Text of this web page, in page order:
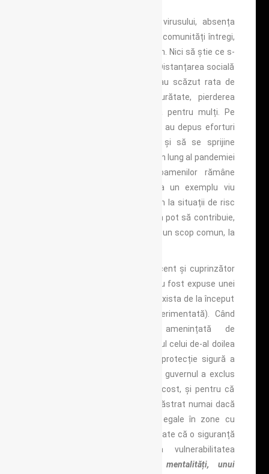
Pandemia COVID-19, noutatea virusului, absența
unui vaccin au însemnat pentru comunități întregi,
că nimeni nu se putea simți imun. Nici să știe ce s-
ar întâmpla dacă ar fi infectați. Distanțarea socială
și lockdown-ul care au urmat au scăzut rata de
infecție, dar au și adus singurătate, pierderea
locurilor de muncă și suferință pentru mulți. Pe
acest fond, membrii comunității au depus eforturi
enorme să rămână conectați și să se sprijine
reciproc. Deși impactul pe termen lung al pandemiei
asupra sănătății mintale a oamenilor rămâne
necunoscut, acesta oferă deja un exemplu viu
despre modul în care răspundem la situații de risc
colectiv și incertitudine – și cum pot să contribuie,
un sentiment de apartenență și un scop comun, la
Pandemia este doar cel mai recent și cuprinzător
episod în care populații întregi au fost expuse unei
amenințări împotriva cărora nu exista de la început
o protecție clară (și deja experimentată). Când
Marea Britanie a fost amenințată de
bombardamente aeriene în timpul celui de-al doilea
război mondial (WW2), singura protecție sigură a
fost un adăpost subteran. Apoi, guvernul a exclus
acest lucru – și din motive de cost, și pentru că
credeau că moralul ar putea fi păstrat numai dacă
oamenilor li s-ar oferi garanții egale în zone cu
pericol similar. Dar și fiind îngrijorate că o siguranță
fizică absolută ar favoriza vulnerabilitatea
dezvoltarea unei mentalități, unui